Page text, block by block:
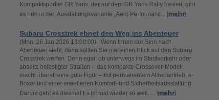
Kompaktsportler GR Yaris, der auf dem GR Yaris Rally basiert, gibt
es nun in der Ausstattungsvariante „Aero Performanc... [mehr]
Subaru Crosstrek ebnet den Weg ins Abenteuer
(Mon, 26 Jan 2026 13:00:00) Wenn Ihnen der Sinn nach
Abenteuer steht, dann sollten Sie mal einen Blick auf den Subaru
Crosstrek werfen. Denn egal, ob unterwegs im Stadtverkehr oder
abseits befestigter Straßen - das kompakte Crossover-Modell
macht überall eine gute Figur – mit permanentem Allradantrieb, e-
Boxer und einer erweiterten Komfort- und Sicherheitsausstattung.
Darum geht es diesmal!Es ist mal wieder so weit. ... [mehr]